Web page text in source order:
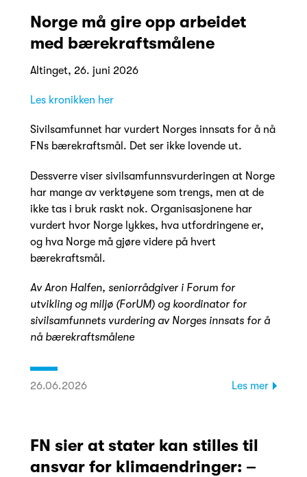
Norge må gire opp arbeidet
med bærekraftsmålene
Altinget, 26. juni 2026
Les kronikken her
Sivilsamfunnet har vurdert Norges innsats for å nå
FNs bærekraftsmål. Det ser ikke lovende ut.
Dessverre viser sivilsamfunnsvurderingen at Norge
har mange av verktøyene som trengs, men at de
ikke tas i bruk raskt nok. Organisasjonene har
vurdert hvor Norge lykkes, hva utfordringene er,
og hva Norge må gjøre videre på hvert
bærekraftsmål.
Av Aron Halfen, seniorrådgiver i Forum for
utvikling og miljø (ForUM) og koordinator for
sivilsamfunnets vurdering av Norges innsats for å
nå bærekraftsmålene
26.06.2026 Les mer
FN sier at stater kan stilles til
ansvar for klimaendringer: –